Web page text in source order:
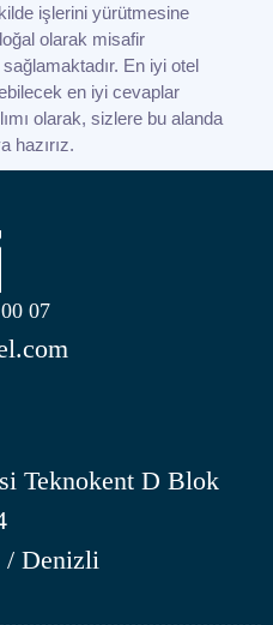
işlerini yürütmesine
olarak misafir
En iyi otel
en iyi cevaplar
olarak, sizlere bu alanda
hazırız.
07
Teknokent D Blok
/ Denizli